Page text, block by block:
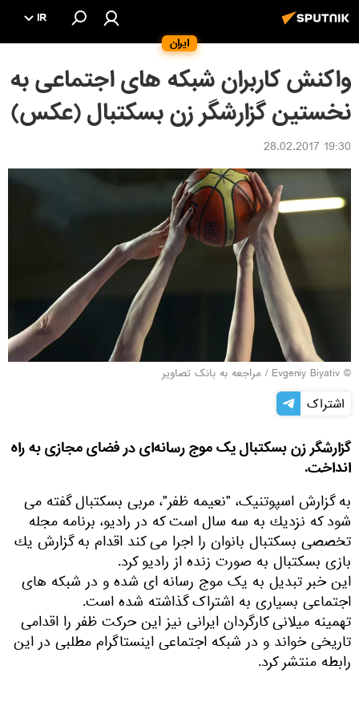
ایران
IR
واکنش کاربران شبکه های اجتماعی به
نخستین گزارشگر زن بسکتبال (عکس)
19:30 28.02.2017
© Evgeniy Biyativ
/ مراجعه به بانک تصاویر
اشتراک
گزارشگر زن بسکتبال یک موج رسانه‌ای در فضای مجازی به راه
انداخت.
به گزارش اسپوتنیک، "نعیمه ظفر"، مربی بسكتبال گفته می
شود كه نزدیك به سه سال است که در رادیو، برنامه مجله
تخصصی بسكتبال بانوان را اجرا می كند اقدام به گزارش یك
بازی بسكتبال به صورت زنده از رادیو کرد.
این خبر تبدیل به یک موج رسانه ای شده و در شبکه های
اجتماعی بسیاری به اشتراک گذاشته شده است.
تهمینه میلانی کارگردان ایرانی نیز این حرکت ظفر را اقدامی
تاریخی خواند و در شبکه اجتماعی اینستاگرام مطلبی در این
رابطه منتشر کرد.